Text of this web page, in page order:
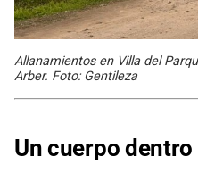
Allanamientos en Villa del
Arber. Foto: Gentileza
Un cuerpo